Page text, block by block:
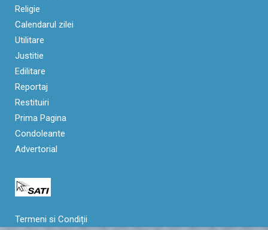
Religie
Calendarul zilei
Utilitare
Justitie
Edilitare
Reportaj
Restituiri
Prima Pagina
Condoleante
Advertorial
Termeni si Condiții